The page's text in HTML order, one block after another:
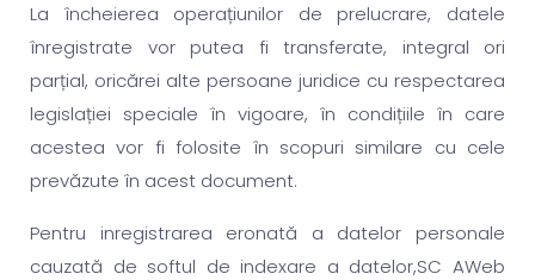
La încheierea operațiunilor de prelucrare, datele
înregistrate vor putea fi transferate, integral ori
parțial, oricărei alte persoane juridice cu respectarea
legislației speciale în vigoare, în condițiile în care
acestea vor fi folosite în scopuri similare cu cele
prevăzute în acest document.
Pentru inregistrarea eronată a datelor personale
cauzată de softul de indexare a datelor,SC AWeb